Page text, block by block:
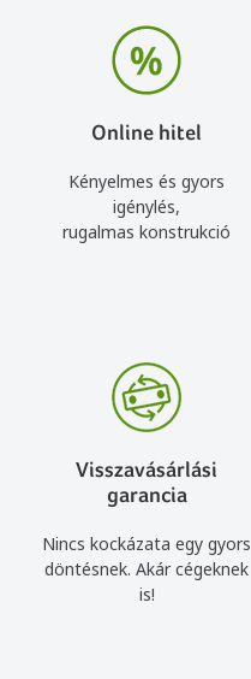
Online hitel
Kényelmes és gyors
igénylés,
rugalmas konstrukció
Visszavásárlási
garancia
Nincs kockázata egy gyors
döntésnek. Akár cégeknek
is!